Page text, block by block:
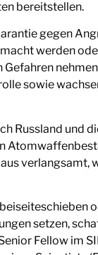
bereitstellen.
gegen
werden
Gefahren
sowie
Russland und
verlangsamt,
setzen,
Fellow im